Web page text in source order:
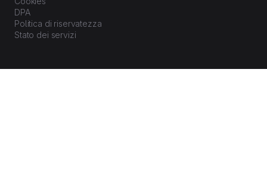
DPA
Politica di riservatezza
Stato dei servizi